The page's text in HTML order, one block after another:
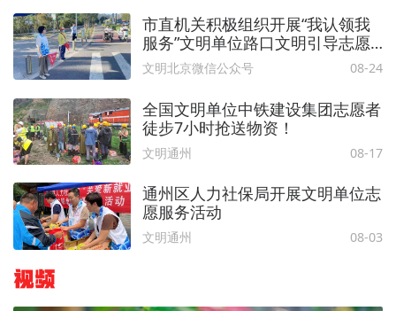
市直机关积极组织开展“我认领我
服务”文明单位路口文明引导志愿
服务活动
文明北京微信公众号 08-24
全国文明单位中铁建设集团志愿者
徒步7小时抢送物资！
文明通州 08-17
通州区人力社保局开展文明单位志
愿服务活动
文明通州 08-03
视频